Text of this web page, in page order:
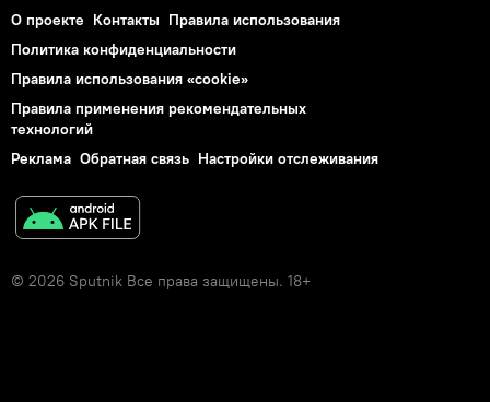
О проекте Контакты Правила использования
Политика конфиденциальности
Правила использования «cookie»
Правила применения рекомендательных
технологий
Реклама Обратная связь Настройки отслеживания
© 2026 Sputnik Все права защищены. 18+